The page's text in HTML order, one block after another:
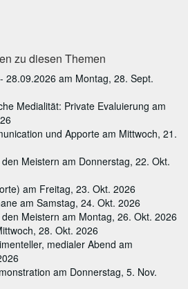
zu diesen Themen
28.09.2026 am Montag, 28. Sept.
Medialität: Private Evaluierung am
und Apporte am Mittwoch, 21.
Meistern am Donnerstag, 22. Okt.
am Freitag, 23. Okt. 2026
am Samstag, 24. Okt. 2026
Meistern am Montag, 26. Okt. 2026
28. Okt. 2026
medialer Abend am
am Donnerstag, 5. Nov.